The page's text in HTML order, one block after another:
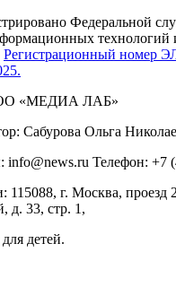
Федеральной
технологий
Регистрационный номер
«МЕДИА ЛАБ»
Сабурова Ольга
info@news.ru Телефон: +7
115088, г. Москва, проезд
33, стр. 1,
детей.